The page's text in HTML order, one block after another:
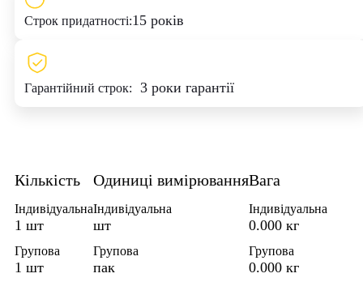
Строк придатності:15 років
Гарантійний строк: 3 роки гарантії
Кількість
Індивідуальна
1 шт
Групова
1 шт
Одиниці вимірювання
Індивідуальна
шт
Групова
пак
Вага
Індивідуальна
0.000 кг
Групова
0.000 кг